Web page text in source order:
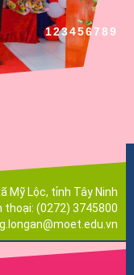
123456789
Mỹ Lộc, tỉnh Tây Ninh
thoại: (0272) 3745800